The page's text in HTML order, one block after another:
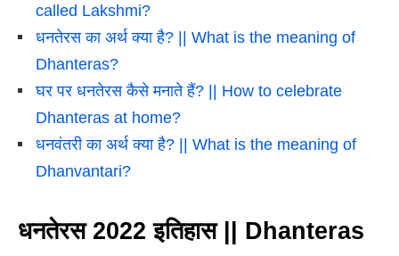
called Lakshmi?
धनतेरस का अर्थ क्या है? || What is the meaning of
Dhanteras?
घर पर धनतेरस कैसे मनाते हैं? || How to celebrate
Dhanteras at home?
धनवंतरी का अर्थ क्या है? || What is the meaning of
Dhanvantari?
धनतेरस 2022 इतिहास || Dhanteras